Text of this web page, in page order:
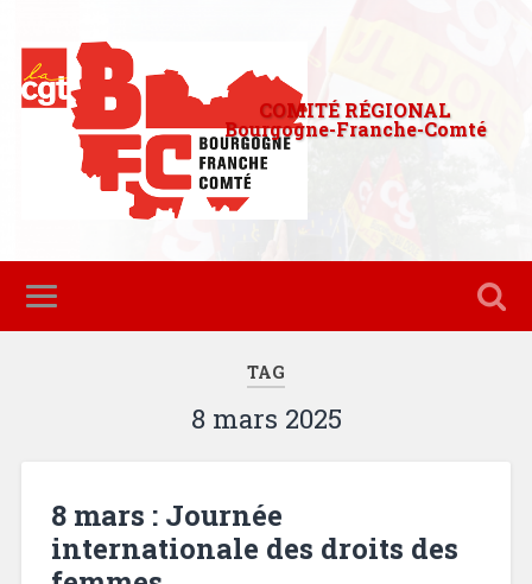
COMITÉ RÉGIONAL
Bourgogne-Franche-Comté
TAG
8 mars 2025
8 mars : Journée
internationale des droits des